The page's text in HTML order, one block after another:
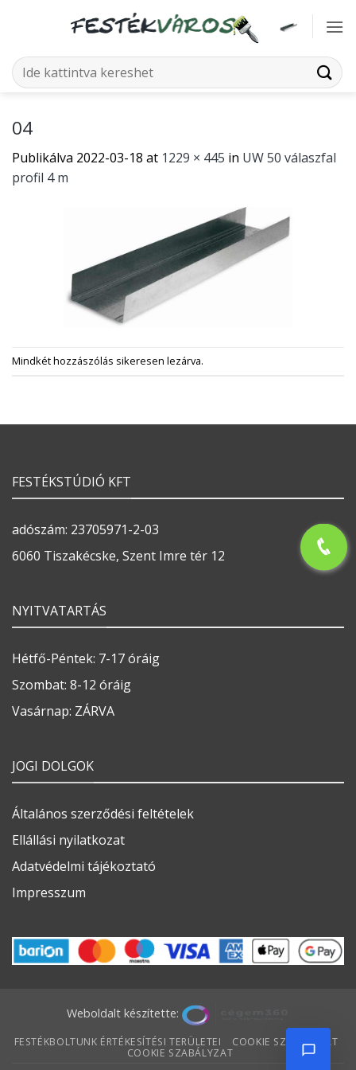
Keresés
a
04
Publikálva 2022-03-18 at 1229 × 445 in UW 50 válaszfal
profil 4 m
Mindkét hozzászólás sikeresen lezárva.
FESTÉKSTÚDIÓ KFT
adószám: 23705971-2-03
6060 Tiszakécske, Szent Imre tér 12
NYITVATARTÁS
Hétfő-Péntek: 7-17 óráig
Szombat: 8-12 óráig
Vasárnap: ZÁRVA
JOGI DOLGOK
Általános szerződési feltételek
Ellállási nyilatkozat
Adatvédelmi tájékoztató
Impresszum
Weboldalt készítette:
FESTÉKBOLTUNK ÉRTÉKESÍTÉSI TERÜLETEI
COOKIE SZABÁLYZAT
COOKIE SZABÁLYZAT